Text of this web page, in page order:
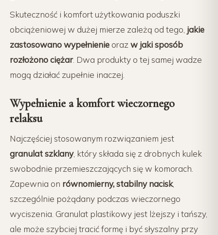
Skuteczność i komfort użytkowania poduszki
obciążeniowej w dużej mierze zależą od tego, jakie
zastosowano wypełnienie oraz w jaki sposób
rozłożono ciężar. Dwa produkty o tej samej wadze
mogą działać zupełnie inaczej.
Wypełnienie a komfort wieczornego
relaksu
Najczęściej stosowanym rozwiązaniem jest
granulat szklany, który składa się z drobnych kulek
swobodnie przemieszczających się w komorach.
Zapewnia on równomierny, stabilny nacisk,
szczególnie pożądany podczas wieczornego
wyciszenia. Granulat plastikowy jest lżejszy i tańszy,
ale może szybciej tracić formę i być słyszalny przy